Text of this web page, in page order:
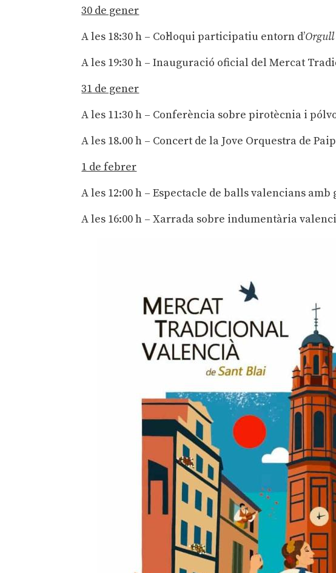
30 de gener
A les 18:30 h – Col·loqui participatiu entorn d’
A les 19:30 h – Inauguració oficial del Mercat
31 de gener
A les 11:30 h – Conferència sobre pirotècnia i
A les 18.00 h – Concert de la Jove Orquestra de
1 de febrer
A les 12:00 h – Espectacle de balls valencians amb
A les 16:00 h – Xarrada sobre indumentària